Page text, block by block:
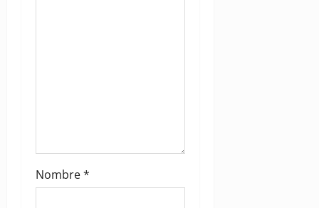
Nombre*